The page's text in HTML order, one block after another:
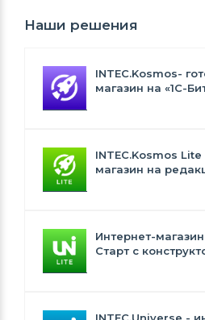
Наши решения
INTEC.Kosmos-
магазин на «1С-
INTEC.Kosmos
магазин на
Интернет-
Старт с